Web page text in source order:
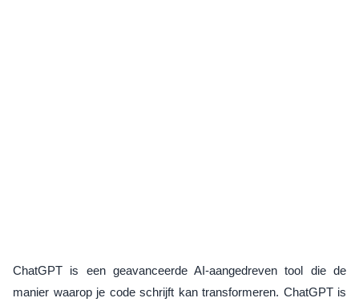
ChatGPT is een geavanceerde AI-aangedreven tool die de
manier waarop je code schrijft kan transformeren. ChatGPT is